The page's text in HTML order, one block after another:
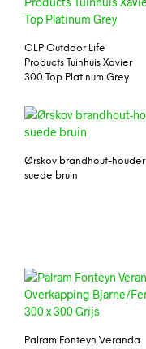
OLP Outdoor Life
Products Tuinhuis Xavier
300 Top Platinum Grey
Ørskov brandhout-houder
suede bruin
Palram Fonteyn Veranda